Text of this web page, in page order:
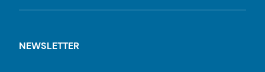
NEWSLETTER